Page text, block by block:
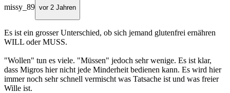
missy_89 vor 2 Jahren
Es ist ein grosser Unterschied, ob sich jemand glutenfrei ernähren
WILL oder MUSS.
"Wollen" tun es viele. "Müssen" jedoch sehr wenige. Es ist klar,
dass Migros hier nicht jede Minderheit bedienen kann. Es wird hier
immer noch sehr schnell vermischt was Tatsache ist und was freier
Wille ist.